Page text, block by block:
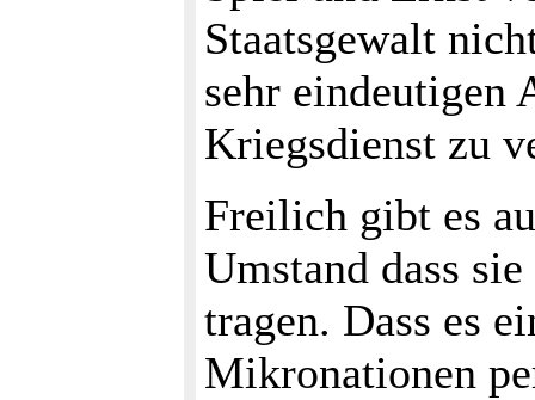
Staatsgewalt
sehr eindeutigen
Kriegsdienst zu
Freilich gibt es
Umstand dass
tragen. Dass es
Mikronationen